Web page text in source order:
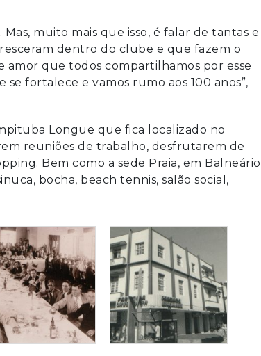
muito mais que isso, é falar de tantas e
dentro do clube e que fazem o
amor que todos compartilhamos por esse
fortalece e vamos rumo aos 100 anos”,
Longue que fica localizado no
reuniões de trabalho, desfrutarem de
Bem como a sede Praia, em Balneário
bocha, beach tennis, salão social,